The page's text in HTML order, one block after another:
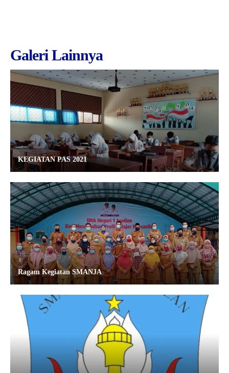
Galeri Lainnya
KEGIATAN PAS 2021
Ragam Kegiatan SMANJA